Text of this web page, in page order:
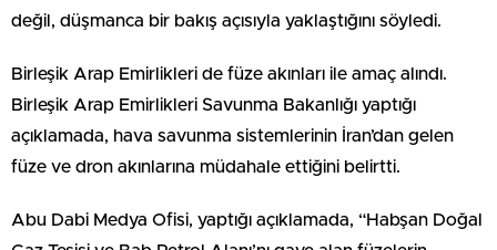
değil, düşmanca bir bakış açısıyla yaklaştığını söyledi.
Birleşik Arap Emirlikleri de füze akınları ile amaç alındı.
Birleşik Arap Emirlikleri Savunma Bakanlığı yaptığı
açıklamada, hava savunma sistemlerinin İran’dan gelen
füze ve dron akınlarına müdahale ettiğini belirtti.
Abu Dabi Medya Ofisi, yaptığı açıklamada, “Habşan Doğal